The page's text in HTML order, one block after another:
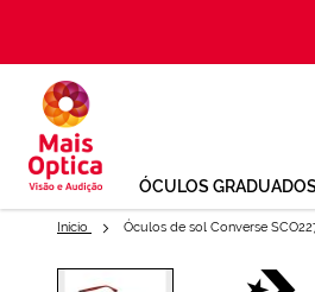
ÓCULOS GRADUADOS
Início Óculos de sol Converse